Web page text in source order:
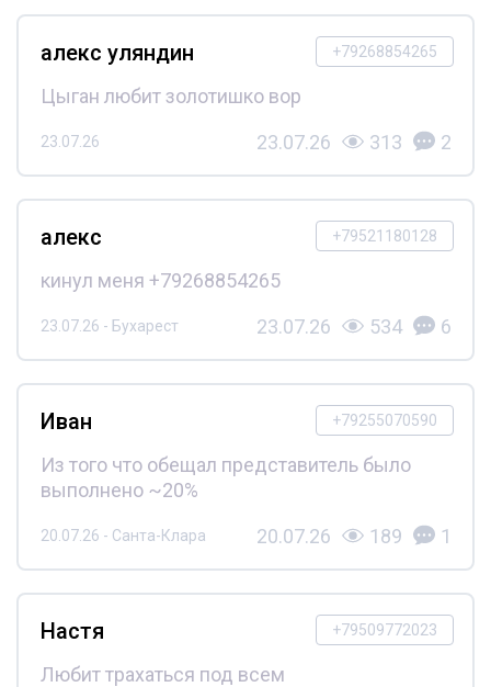
+79268854265
алекс уляндин
Цыган любит золотишко вор
23.07.26 23.07.26 313 2
+79521180128
алекс
кинул меня +79268854265
23.07.26 - Бухарест 23.07.26 534 6
+79255070590
Иван
Из того что обещал представитель было
выполнено ~20%
20.07.26 - Санта-Клара 20.07.26 189 1
+79509772023
Настя
Любит трахаться под всем